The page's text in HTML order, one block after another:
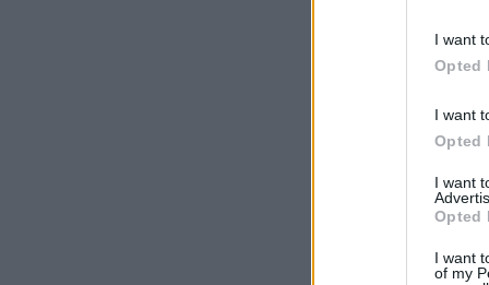
I want
Opted
I want
Opted
I want
Opted
I want
of my